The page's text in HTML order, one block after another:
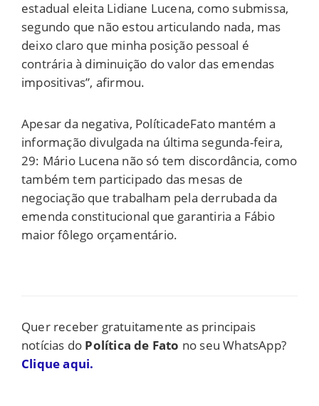
estadual eleita Lidiane Lucena, como submissa,
segundo que não estou articulando nada, mas
deixo claro que minha posição pessoal é
contrária à diminuição do valor das emendas
impositivas”, afirmou.
Apesar da negativa, PolíticadeFato mantém a
informação divulgada na última segunda-feira,
29: Mário Lucena não só tem discordância, como
também tem participado das mesas de
negociação que trabalham pela derrubada da
emenda constitucional que garantiria a Fábio
maior fôlego orçamentário.
Quer receber gratuitamente as principais
notícias do Política de Fato no seu WhatsApp?
Clique aqui.